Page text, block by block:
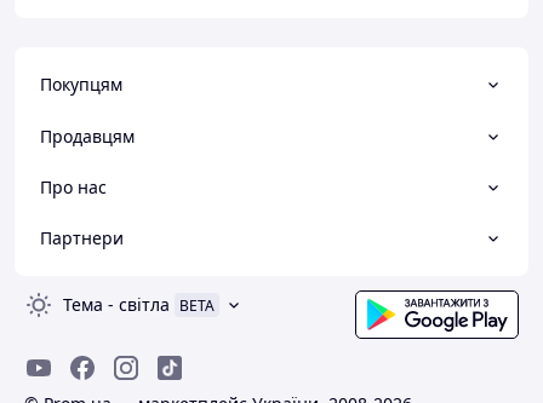
Покупцям
Продавцям
Про нас
Партнери
Тема - світла BETA